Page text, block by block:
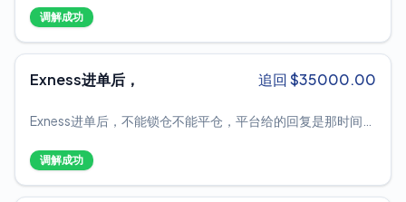
台依然是坚持只出本金，利润要全扣，我想着先拿到本金再算
都是怎样做事的，好让其它投资着看清这些平台的真面目！
很敷衍，邮件一两个星期回一次。
调解成功
Exness进单后， 追回 $35000.00
Exness进单后，不能锁仓不能平仓，平台给的回复是那时间浮
平台还怎么做，这和抢有什么区别。就算是撮合成交，单量不
大，多委托几次，单子也一样会平出去或锁上。他这平台这纯
欺负人呢。希望能帮忙反馈下，赔付我的损失。
调解成功